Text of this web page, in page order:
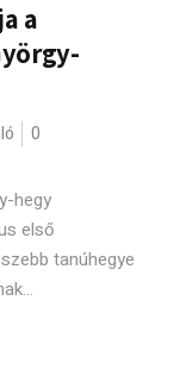
a
0
hegy
első
tanúhegye